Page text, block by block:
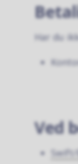
Har du
Ved
Swift/